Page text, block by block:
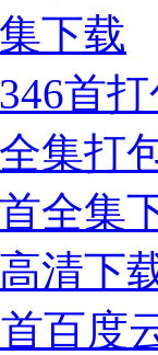
下载
首
集打
全集
清下
百度
恭喜
恭喜
恭喜
恭喜
恭喜
恭喜